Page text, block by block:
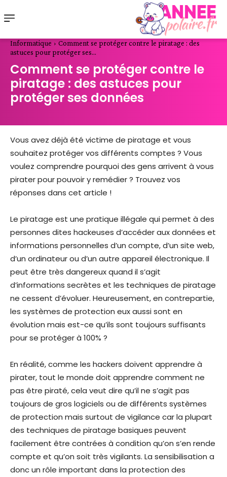
Informatique
Comment se protéger contre le piratage : des
astuces pour protéger ses...
Comment se protéger contre le
piratage : des astuces pour
protéger ses données
Vous avez déjà été victime de piratage et vous
souhaitez protéger vos différents comptes ? Vous
voulez comprendre pourquoi des gens arrivent à vous
pirater pour pouvoir y remédier ? Trouvez vos
réponses dans cet article !
Le piratage est une pratique illégale qui permet à des
personnes dites hackeuses d’accéder aux données et
informations personnelles d’un compte, d’un site web,
d’un ordinateur ou d’un autre appareil électronique. Il
peut être très dangereux quand il s’agit
d’informations secrètes et les techniques de piratage
ne cessent d’évoluer. Heureusement, en contrepartie,
les systèmes de protection eux aussi sont en
évolution mais est-ce qu’ils sont toujours suffisants
pour se protéger à 100% ?
En réalité, comme les hackers doivent apprendre à
pirater, tout le monde doit apprendre comment ne
pas être piraté, cela veut dire qu’il ne s’agit pas
toujours de gros logiciels ou de différents systèmes
de protection mais surtout de vigilance car la plupart
des techniques de piratage basiques peuvent
facilement être contrées à condition qu’on s’en rende
compte et qu’on soit très vigilants. La sensibilisation a
donc un rôle important dans la protection des